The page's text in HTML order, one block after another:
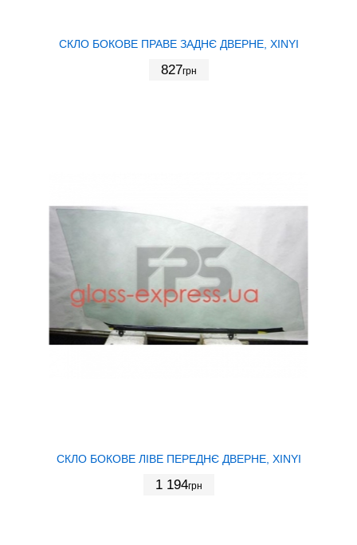
СКЛО БОКОВЕ ПРАВЕ ЗАДНЄ ДВЕРНЕ, XINYI
827грн
СКЛО БОКОВЕ ЛІВЕ ПЕРЕДНЄ ДВЕРНЕ, XINYI
1 194грн